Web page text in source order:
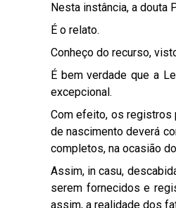
Nesta instância, a douta
É o relato.
Conheço do recurso,
É bem verdade que a
excepcional.
Com efeito, os registros
de nascimento deverá
completos, na ocasião
Assim, in casu,
serem fornecidos e
assim, a realidade dos